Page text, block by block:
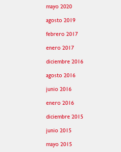
mayo 2020
agosto 2019
febrero 2017
enero 2017
diciembre 2016
agosto 2016
junio 2016
enero 2016
diciembre 2015
junio 2015
mayo 2015